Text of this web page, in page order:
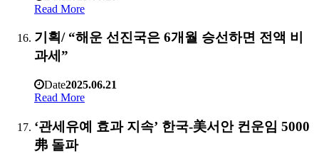
Read More
기획/ “해운 선진국은 6개월 승선하면 전액 비
과세”
Date2025.06.21
Read More
‘관세유예 효과 지속’ 한국-美서안 컨운임 5000
弗 돌파